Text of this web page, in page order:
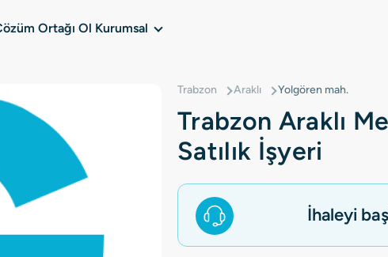
Ortağı Ol Kurumsal
Trabzon Araklı Yolgören mah.
Trabzon Araklı
Satılık İşyeri
İhaleyi